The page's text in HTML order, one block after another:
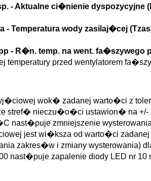
- Aktualne ci�nienie dyspozycyjne (
- Temperatura wody zasilaj�cej (Tzas
- R�n. temp. na went. fa�szywego
przed wentylatorem
wok� zadanej warto�ci z
stref� nieczu�o�ci ustawion� na
nast�puje zmniejszenie
jest wi�ksza od warto�ci
zakres�w i zmiany wysterowania)
zapalenie diody LED nr 10